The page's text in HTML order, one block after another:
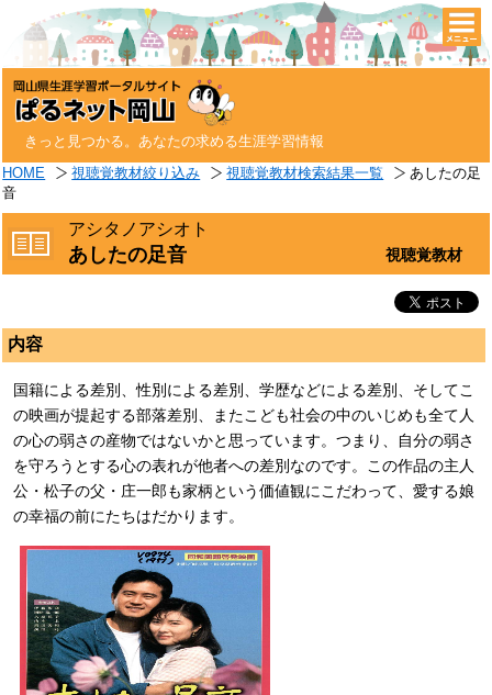
きっと見つかる。あなたの求める生涯学習情報
HOME 視聴覚教材絞り込み 視聴覚教材検索結果一覧
あしたの足
音
アシタノアシオト
あしたの足音 視聴覚教材
内容
国籍による差別、性別による差別、学歴などによる差別、そしてこ
の映画が提起する部落差別、またこども社会の中のいじめも全て人
の心の弱さの産物ではないかと思っています。つまり、自分の弱さ
を守ろうとする心の表れが他者への差別なのです。この作品の主人
公・松子の父・庄一郎も家柄という価値観にこだわって、愛する娘
の幸福の前にたちはだかります。